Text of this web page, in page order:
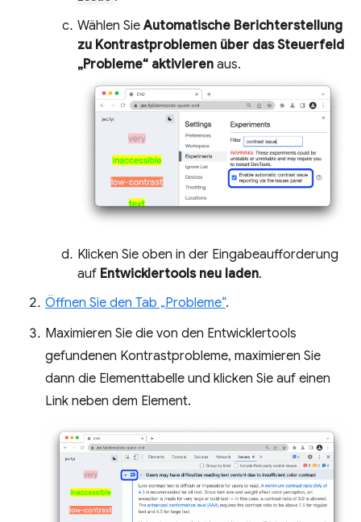
Wählen SieAutomatische Berichterstellung
zu Kontrastproblemen über das Steuerfeld
„Probleme“ aktivieren aus.
Klicken Sie oben in der Eingabeaufforderung
auf Entwicklertools neu laden.
Öffnen Sie den Tab „Probleme“.
Maximieren Sie die von den Entwicklertools
gefundenen Kontrastprobleme, maximieren Sie
dann die Elementtabelle und klicken Sie auf einen
Link neben dem Element.